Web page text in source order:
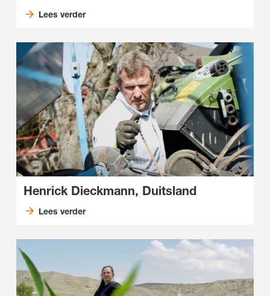
Lees verder
Henrick Dieckmann, Duitsland
Lees verder